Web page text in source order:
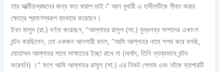
তার আত্মীয়স্বজনের জন্য কত খারাপ ভাই ৷” আল বুখারী এ হাদীসটিকে গীবত করার
ক্ষেত্রে প্রমাণস্বরূপ ব্যবহার করেছেন।
ইবন মাসুদ (রা.) বর্ণনা করেছেন, “আল্লাহর রাসূল (সা.) যুদ্ধলব্ধ সম্পদের একাংশ
বন্টন করছিলেন, তো একজন আনসারী বলল, “আমি আল্লাহর নামে শপথ করে বলছি,
মোহাম্মদ আল্লাহর সাথে সাক্ষাতের ইচ্ছা রাখে না (অর্থাৎ, তিনি ন্যয্যভাবে বন্টন
করেননি) ।” ফলে আমি আল্লাহর রাসূল (সা.) এর নিকট গেলাম এবং তাঁকে ব্যাপারটি